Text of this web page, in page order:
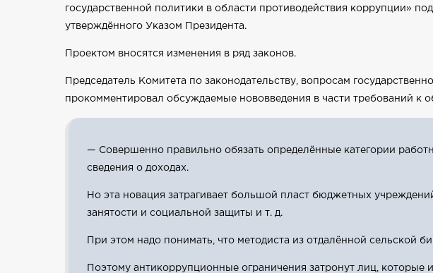
государственной политики в области противодействия коррупции»
утверждённого Указом Президента.
Проектом вносятся изменения в ряд законов.
Председатель Комитета по законодательству, вопросам
прокомментировал обсуждаемые нововведения в части требований
— Совершенно правильно обязать определённые категории
сведения о доходах.
Но эта новация затрагивает большой пласт бюджетных
занятости и социальной защиты и т. д.
При этом надо понимать, что методиста из отдалённой сельской
Поэтому антикоррупционные ограничения затронут лиц,